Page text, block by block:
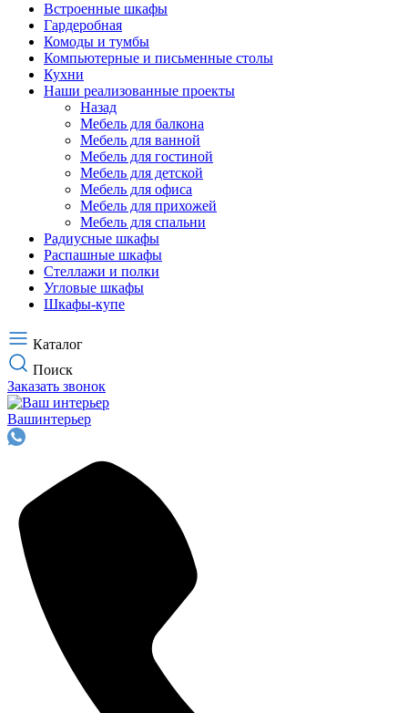
Встроенные шкафы
Гардеробная
Комоды и тумбы
Компьютерные и письменные столы
Кухни
Наши реализованные проекты
Назад
Мебель для балкона
Мебель для ванной
Мебель для гостиной
Мебель для детской
Мебель для офиса
Мебель для прихожей
Мебель для спальни
Радиусные шкафы
Распашные шкафы
Стеллажи и полки
Угловые шкафы
Шкафы-купе
Каталог
Поиск
Заказать звонок
Вашинтерьер